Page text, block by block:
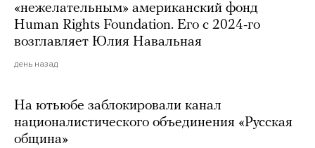
«нежелательным» американский фонд
Human Rights Foundation. Его с 2024-го
возглавляет Юлия Навальная
день назад
На ютьюбе заблокировали канал
националистического объединения «Русская
община»